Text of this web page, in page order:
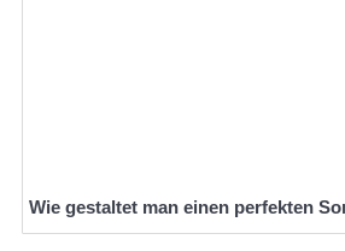
Wie gestaltet man einen perfekten